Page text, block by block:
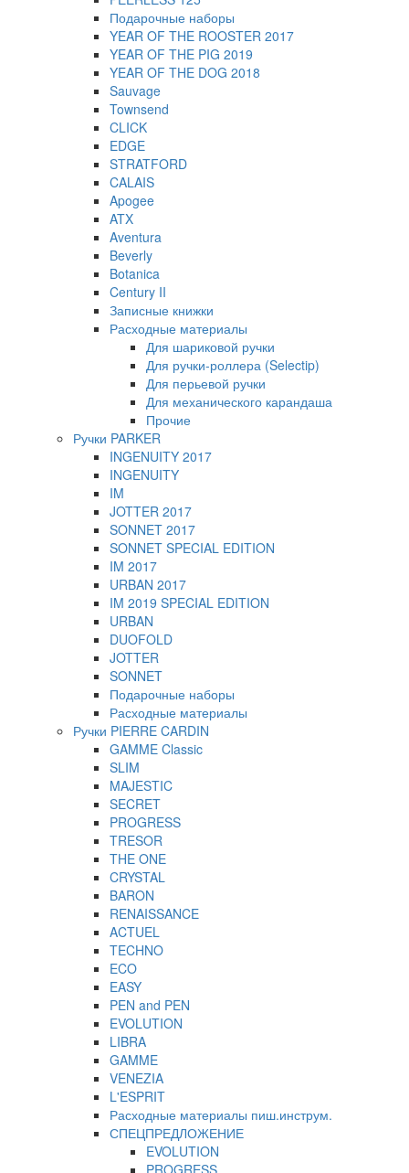
Подарочные наборы
YEAR OF THE ROOSTER 2017
YEAR OF THE PIG 2019
YEAR OF THE DOG 2018
Sauvage
Townsend
CLICK
EDGE
STRATFORD
CALAIS
Apogee
ATX
Aventura
Beverly
Botanica
Century II
Записные книжки
Расходные материалы
Для шариковой ручки
Для ручки-роллера (Selectip)
Для перьевой ручки
Для механического карандаша
Прочие
Ручки PARKER
INGENUITY 2017
INGENUITY
IM
JOTTER 2017
SONNET 2017
SONNET SPECIAL EDITION
IM 2017
URBAN 2017
IM 2019 SPECIAL EDITION
URBAN
DUOFOLD
JOTTER
SONNET
Подарочные наборы
Расходные материалы
Ручки PIERRE CARDIN
GAMME Classic
SLIM
MAJESTIC
SECRET
PROGRESS
TRESOR
THE ONE
CRYSTAL
BARON
RENAISSANCE
ACTUEL
TECHNO
ECO
EASY
PEN and PEN
EVOLUTION
LIBRA
GAMME
VENEZIA
L'ESPRIT
Расходные материалы пиш.инструм.
СПЕЦПРЕДЛОЖЕНИЕ
EVOLUTION
PROGRESS